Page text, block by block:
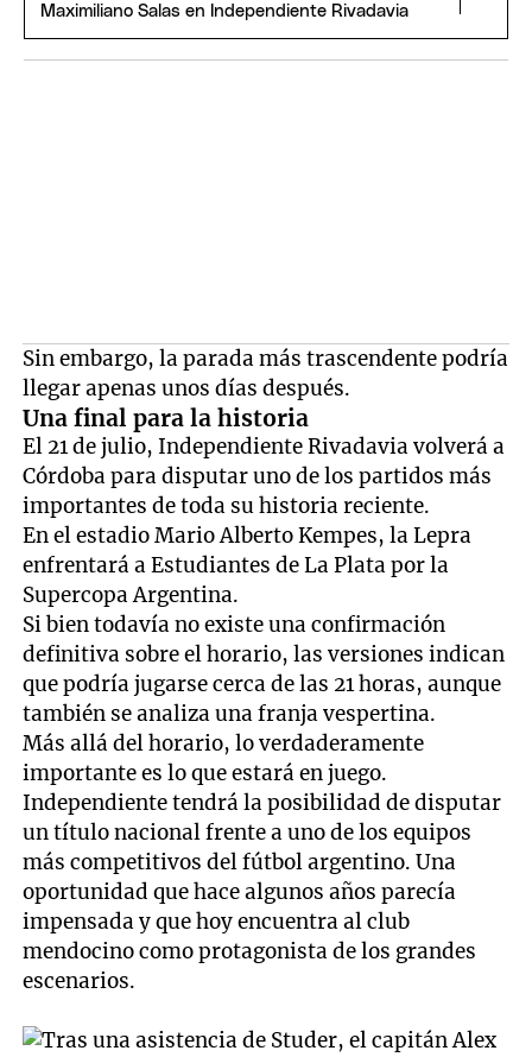
Maximiliano Salas en Independiente Rivadavia
Sin embargo, la parada más trascendente podría
llegar apenas unos días después.
Una final para la historia
El 21 de julio, Independiente Rivadavia volverá a
Córdoba para disputar uno de los partidos más
importantes de toda su historia reciente.
En el estadio Mario Alberto Kempes, la Lepra
enfrentará a Estudiantes de La Plata por la
Supercopa Argentina.
Si bien todavía no existe una confirmación
definitiva sobre el horario, las versiones indican
que podría jugarse cerca de las 21 horas, aunque
también se analiza una franja vespertina.
Más allá del horario, lo verdaderamente
importante es lo que estará en juego.
Independiente tendrá la posibilidad de disputar
un título nacional frente a uno de los equipos
más competitivos del fútbol argentino. Una
oportunidad que hace algunos años parecía
impensada y que hoy encuentra al club
mendocino como protagonista de los grandes
escenarios.